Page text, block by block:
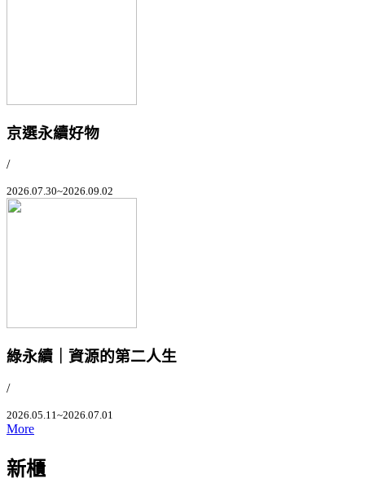
京選永續好物
/
2026.07.30~2026.09.02
綠永續｜資源的第二人生
/
2026.05.11~2026.07.01
More
新櫃